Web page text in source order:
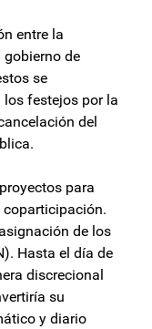
entre la
gobierno de
se
los festejos por la
del
para
de los
Hasta el día de
discrecional
su
y diario